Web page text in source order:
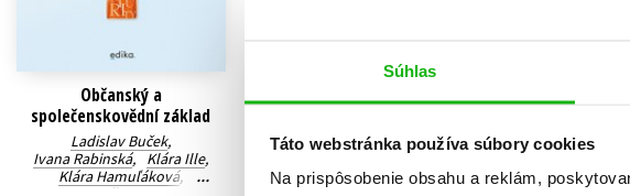
Súhlas
Táto webstránka používa súbory cookies
Na prispôsobenie obsahu a reklám,
Občanský a
společenskovědní základ
Ladislav Buček,
Ivana Rabinská, Klára Ille,
Klára Hamuľáková,
Občanský a
Ladislav Buček,
Jan Mochťák,
Ivana Rabinská,